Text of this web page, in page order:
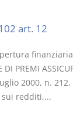
art. 12
PREMI
2000, n.
redditi,...